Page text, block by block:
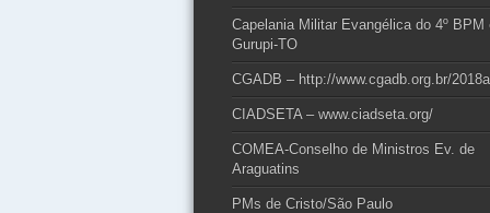
Capelania Militar Evangélica do 4º BPM
Gurupi-TO
CGADB – http://www.cgadb.org.br/
CIADSETA – www.ciadseta.org/
COMEA-Conselho de Ministros Ev. de
Araguatins
PMs de Cristo/São Paulo